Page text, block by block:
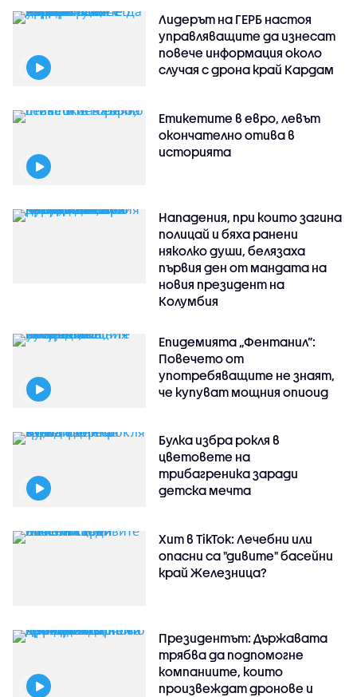
Лидерът на ГЕРБ настоя
управляващите да изнесат
повече информация около
случая с дрона край Кардам
Етикетите в евро, левът
окончателно отива в
историята
Нападения, при които загина
полицай и бяха ранени
няколко души, белязаха
първия ден от мандата на
новия президент на
Колумбия
Епидемията „Фентанил”:
Повечето от
употребяващите не знаят,
че купуват мощния опиоид
Булка избра рокля в
цветовете на
трибагреника заради
детска мечта
Хит в TikTok: Лечебни или
опасни са "дивите" басейни
край Железница?
Президентът: Държавата
трябва да подпомогне
компаниите, които
произвеждат дронове и